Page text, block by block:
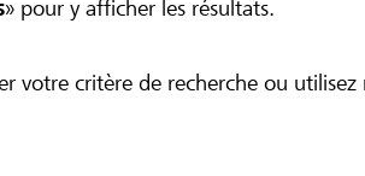
» pour y afficher les résultats.
votre critère de recherche ou utilisez